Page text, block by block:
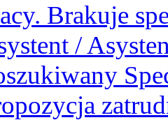
Brakuje
/